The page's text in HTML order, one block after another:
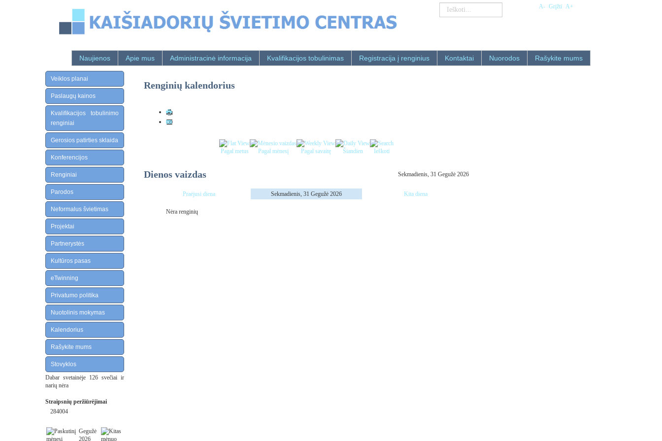
A- Grįžti A+
Naujienos Apie mus Administracinė informacija Kvalifikacijos tobulinimas Registracija į renginius Kontaktai Nuorodos Rašykite mums
Veiklos planai
Paslaugų kainos
Kvalifikacijos tobulinimo
renginiai
Gerosios patirties sklaida
Konferencijos
Renginiai
Parodos
Neformalus švietimas
Projektai
Partnerystės
Kultūros pasas
eTwinning
Privatumo politika
Nuotolinis mokymas
Kalendorius
Rašykite mums
Stovyklos
Dabar svetainėje 126 svečiai ir
narių nėra
Straipsnių peržiūrėjimai
284004
Gegužė
2026
Renginių kalendorius
Pagal metus Pagal mėnesį Pagal savaitę Šiandien Ieškoti
Dienos vaizdas Sekmadienis, 31 Gegužė 2026
Praėjusi diena Sekmadienis, 31 Gegužė 2026 Kita diena
Nėra renginių